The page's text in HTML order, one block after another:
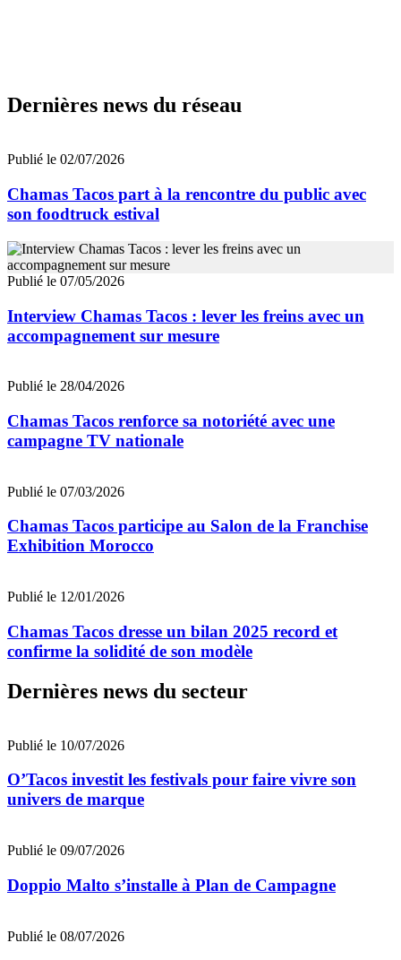
Dernières news du réseau
Publié le 02/07/2026
Chamas Tacos part à la rencontre du public avec
son foodtruck estival
Publié le 07/05/2026
Interview Chamas Tacos : lever les freins avec un
accompagnement sur mesure
Publié le 28/04/2026
Chamas Tacos renforce sa notoriété avec une
campagne TV nationale
Publié le 07/03/2026
Chamas Tacos participe au Salon de la Franchise
Exhibition Morocco
Publié le 12/01/2026
Chamas Tacos dresse un bilan 2025 record et
confirme la solidité de son modèle
Dernières news du secteur
Publié le 10/07/2026
O’Tacos investit les festivals pour faire vivre son
univers de marque
Publié le 09/07/2026
Doppio Malto s’installe à Plan de Campagne
Publié le 08/07/2026